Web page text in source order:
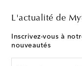
L'actualité de
Inscrivez-vous à
nouveautés